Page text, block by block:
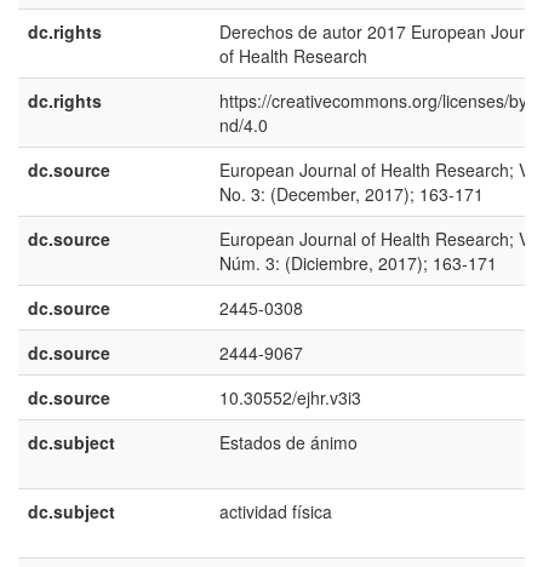
dc.rights
Derechos de autor 2017 European
of Health Research
dc.rights
https://creativecommons.org/licenses/by-
nd/4.0
dc.source
European Journal of Health Research;
No. 3: (December, 2017); 163-171
dc.source
European Journal of Health Research;
Núm. 3: (Diciembre, 2017); 163-171
dc.source
2445-0308
dc.source
2444-9067
dc.source
10.30552/ejhr.v3i3
dc.subject
Estados de ánimo
dc.subject actividad física